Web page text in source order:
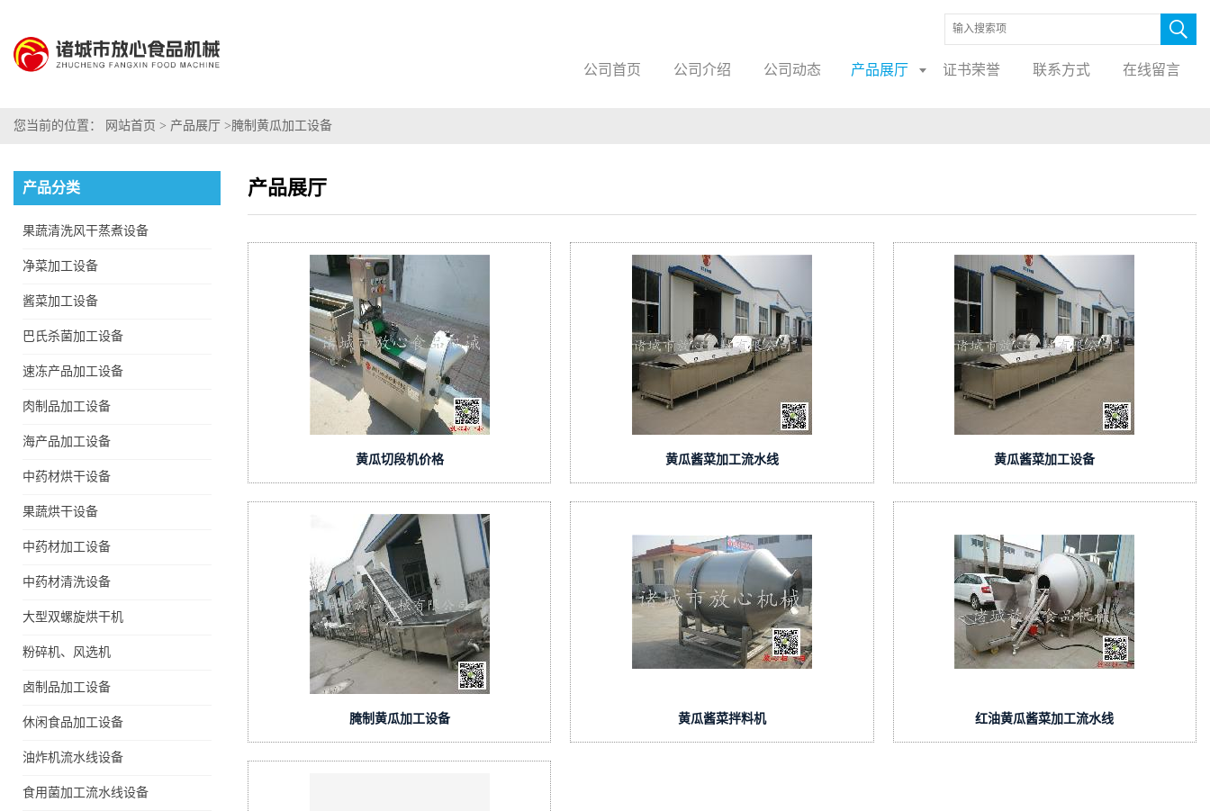
公司首页 公司介绍 公司动态 产品展厅 证书荣誉 联系方式 在线留言
您当前的位置： 网站首页 > 产品展厅 >腌制黄瓜加工设备
产品分类
果蔬清洗风干蒸煮设备
净菜加工设备
酱菜加工设备
巴氏杀菌加工设备
速冻产品加工设备
肉制品加工设备
海产品加工设备
中药材烘干设备
果蔬烘干设备
中药材加工设备
中药材清洗设备
大型双螺旋烘干机
粉碎机、风选机
卤制品加工设备
休闲食品加工设备
油炸机流水线设备
食用菌加工流水线设备
产品展厅
黄瓜切段机价格 黄瓜酱菜加工流水线 黄瓜酱菜加工设备
腌制黄瓜加工设备 黄瓜酱菜拌料机 红油黄瓜酱菜加工流水线